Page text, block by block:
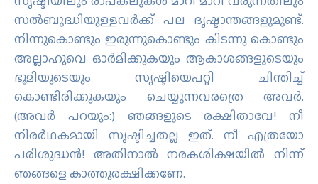
സല്‍ബുദ്ധിയുള്ളവര്‍ക്ക് പല ദൃഷ്ടാന്തങ്ങളുമുണ്ട്.
നിന്നുകൊണ്ടും ഇരുന്നുകൊണ്ടും കിടന്നു കൊണ്ടും
അല്ലാഹുവെ ഓര്‍മിക്കുകയും ആകാശങ്ങളുടെയും
ഭൂമിയുടെയും സൃഷ്ടിയെപറ്റി ചിന്തിച്ച്
കൊണ്ടിരിക്കുകയും ചെയ്യുന്നവരത്രെ അവര്‍.
(അവര്‍ പറയും:) ഞങ്ങളുടെ രക്ഷിതാവേ! നീ
നിരര്‍ഥകമായി സൃഷ്ടിച്ചതല്ല ഇത്. നീ എത്രയോ
പരിശുദ്ധന്‍! അതിനാല്‍ നരകശിക്ഷയില്‍ നിന്ന്
ഞങ്ങളെ കാത്തുരക്ഷിക്കണേ.